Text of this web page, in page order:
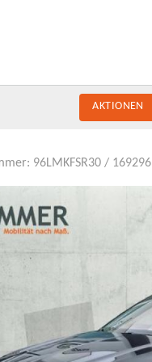
AKTIONEN
96LMKFSR30 / 169296